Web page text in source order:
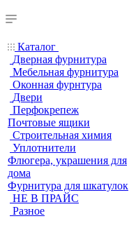
Каталог
Дверная фурнитура
Мебельная фурнитура
Оконная фурнтура
Двери
Перфокрепеж
Почтовые ящики
Строительная химия
Уплотнители
Флюгера, украшения для
дома
Фурнитура для шкатулок
НЕ В ПРАЙС
Разное